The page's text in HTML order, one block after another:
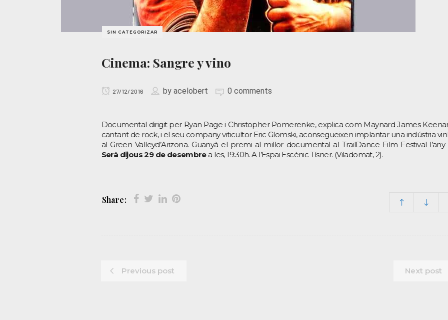
SIN CATEGORIZAR
Cinema: Sangre y vino
27/12/2016 byacelobert 0 comments
Documental dirigit per Ryan Page i Christopher Pomerenke, explica com Maynard James
cantant de rock, i el seu company viticultor Eric Glomski, aconsegueixen implantar una indústria
al Green Valleyd’Arizona. Guanyà el premi al millor documental al TrailDance Film Festival l’any
Serà dijous 29 de desembrea les, 19:30h. A l’Espai Escènic Tísner. (Viladomat, 2).
Share:
Previous post Next post